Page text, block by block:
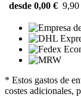
desde 0,00 € 9,90
* Estos gastos de
costes adicionales,